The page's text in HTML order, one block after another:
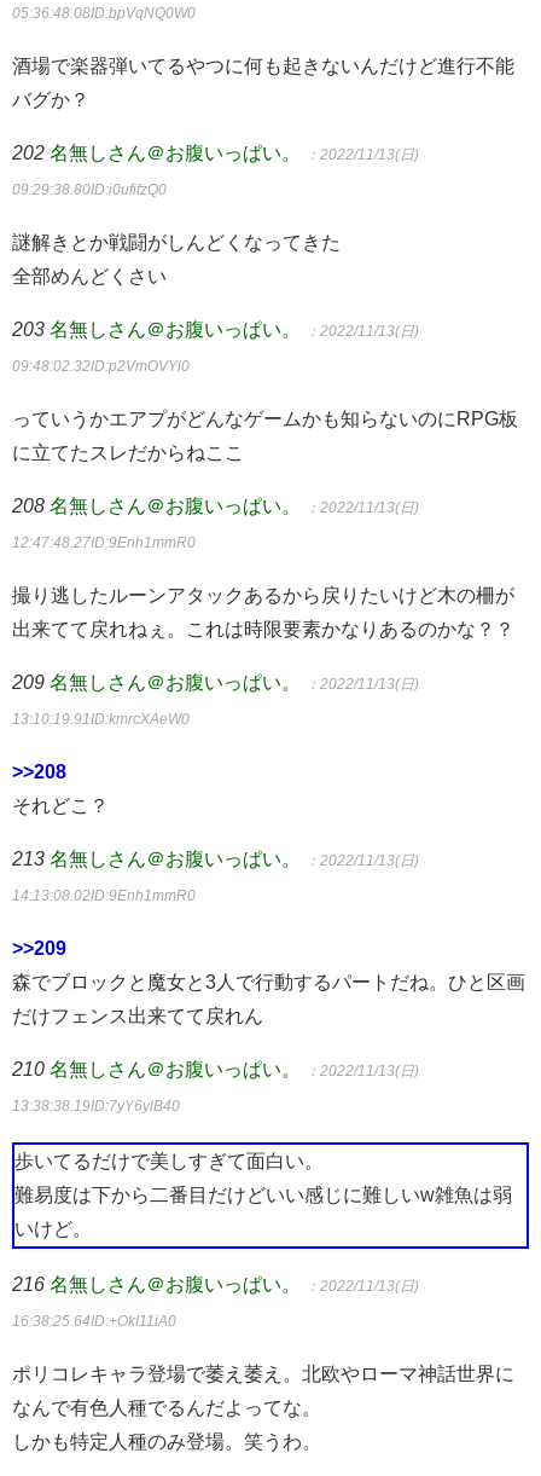
05:36:48.08ID:bpVqNQ0W0
酒場で楽器弾いてるやつに何も起きないんだけど進行不能
バグか？
202 名無しさん＠お腹いっぱい。 ：2022/11/13(日)
09:29:38.80ID:i0ufifzQ0
謎解きとか戦闘がしんどくなってきた
全部めんどくさい
203 名無しさん＠お腹いっぱい。 ：2022/11/13(日)
09:48:02.32ID:p2VmOVYl0
っていうかエアプがどんなゲームかも知らないのにRPG板
に立てたスレだからねここ
208 名無しさん＠お腹いっぱい。 ：2022/11/13(日)
12:47:48.27ID:9Enh1mmR0
撮り逃したルーンアタックあるから戻りたいけど木の柵が
出来てて戻れねぇ。これは時限要素かなりあるのかな？？
209 名無しさん＠お腹いっぱい。 ：2022/11/13(日)
13:10:19.91ID:kmrcXAeW0
>>208
それどこ？
213 名無しさん＠お腹いっぱい。 ：2022/11/13(日)
14:13:08.02ID:9Enh1mmR0
>>209
森でブロックと魔女と3人で行動するパートだね。ひと区画
だけフェンス出来てて戻れん
210 名無しさん＠お腹いっぱい。 ：2022/11/13(日)
13:38:38.19ID:7yY6ylB40
歩いてるだけで美しすぎて面白い。
難易度は下から二番目だけどいい感じに難しいw雑魚は弱
いけど。
216 名無しさん＠お腹いっぱい。 ：2022/11/13(日)
16:38:25.64ID:+OkI11iA0
ポリコレキャラ登場で萎え萎え。北欧やローマ神話世界に
なんで有色人種でるんだよってな。
しかも特定人種のみ登場。笑うわ。